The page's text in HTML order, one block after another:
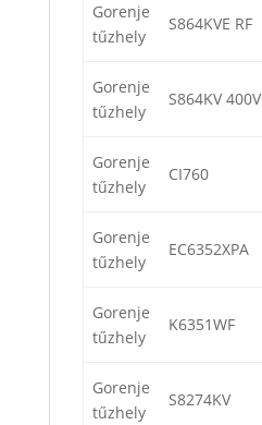
Gorenje
tűzhely
S864KVE RF
Gorenje
tűzhely
S864KV 400V
Gorenje
tűzhely
CI760
Gorenje
tűzhely
EC6352XPA
Gorenje
tűzhely
K6351WF
Gorenje
tűzhely
S8274KV